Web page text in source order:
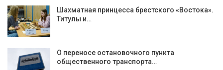
Шахматная принцесса брестского «Востока».
Титулы и…
О переносе остановочного пункта
общественного транспорта…